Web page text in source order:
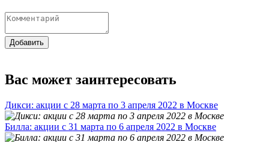
Добавить
Вас может заинтересовать
Дикси: акции с 28 марта по 3 апреля 2022 в Москве
Билла: акции с 31 марта по 6 апреля 2022 в Москве